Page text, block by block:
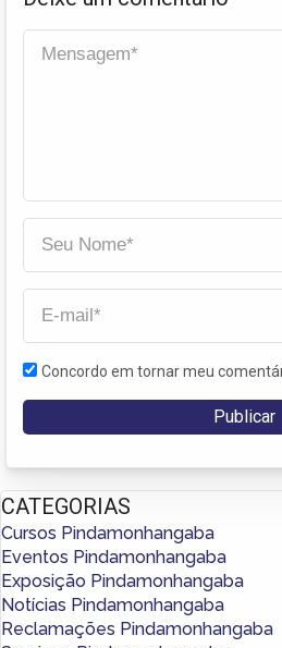
Concordo em tornar meu
CATEGORIAS
Cursos Pindamonhangaba
Eventos Pindamonhangaba
Exposição Pindamonhangaba
Notícias Pindamonhangaba
Reclamações Pindamonhangaba